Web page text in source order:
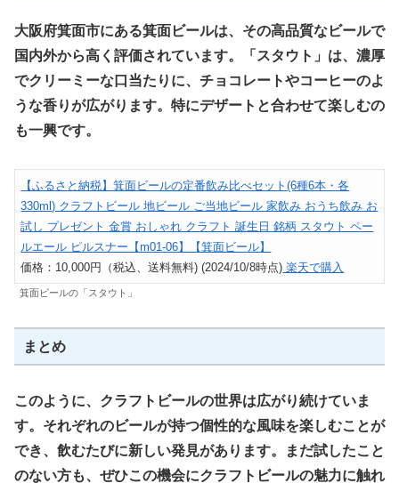
大阪府箕面市にある箕面ビールは、その高品質なビールで
国内外から高く評価されています。「スタウト」は、濃厚
でクリーミーな口当たりに、チョコレートやコーヒーのよ
うな香りが広がります。特にデザートと合わせて楽しむの
も一興です。
【ふるさと納税】箕面ビールの定番飲み比べセット(6種6本・各
330ml) クラフトビール 地ビール ご当地ビール 家飲み おうち飲み お
試し プレゼント 金賞 おしゃれ クラフト 誕生日 銘柄 スタウト ペー
ルエール ピルスナー【m01-06】【箕面ビール】
価格：10,000円（税込、送料無料) (2024/10/8時点) 楽天で購入
箕面ビールの「スタウト」
まとめ
このように、クラフトビールの世界は広がり続けていま
す。それぞれのビールが持つ個性的な風味を楽しむことが
でき、飲むたびに新しい発見があります。まだ試したこと
のない方も、ぜひこの機会にクラフトビールの魅力に触れ